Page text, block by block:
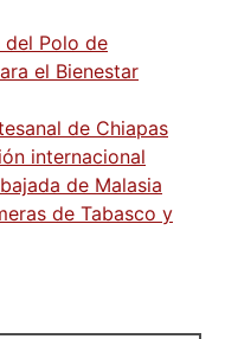
del Polo de
el Bienestar
de Chiapas
internacional
de Malasia
de Tabasco y